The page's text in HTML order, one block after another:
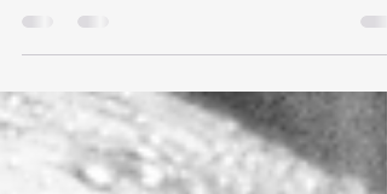
A rede Conexão Inovação Pública agradece
doações para compra de alimentos para as
pessoas...